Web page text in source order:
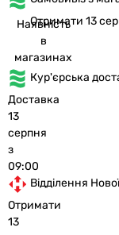
Наявність
в
магазинах
Отримати 13
Кур'єрська
Доставка
13
серпня
з
09:00
Відділення
Отримати
13